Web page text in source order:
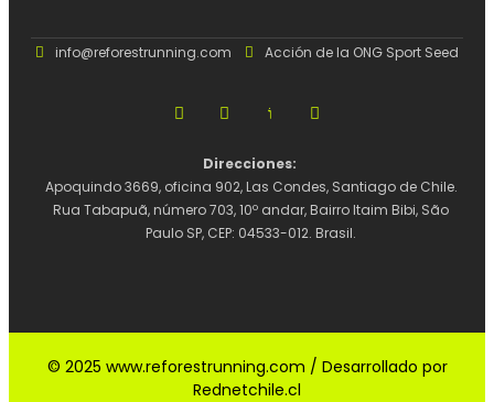
info@reforestrunning.com Acción de la ONG Sport Seed
Direcciones:
Apoquindo 3669, oficina 902, Las Condes, Santiago de Chile.
Rua Tabapuã, número 703, 10º andar, Bairro Itaim Bibi, São
Paulo SP, CEP: 04533-012. Brasil.
© 2025 www.reforestrunning.com / Desarrollado por
Rednetchile.cl